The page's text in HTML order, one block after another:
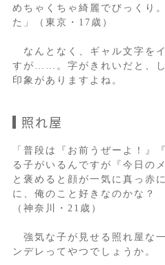
めちゃくちゃ綺麗でびっくり
た」（東京・17歳）
なんとなく、ギャル文字を
すが……。字がきれいだと、
印象がありますよね。
照れ屋
「普段は『お前うぜーよ！』
る子がいるんですが『今日の
と褒めると顔が一気に真っ赤
に、俺のこと好きなのかな？
（神奈川・21歳）
強気な子が見せる照れ屋な
ンデレってやつでしょうか。